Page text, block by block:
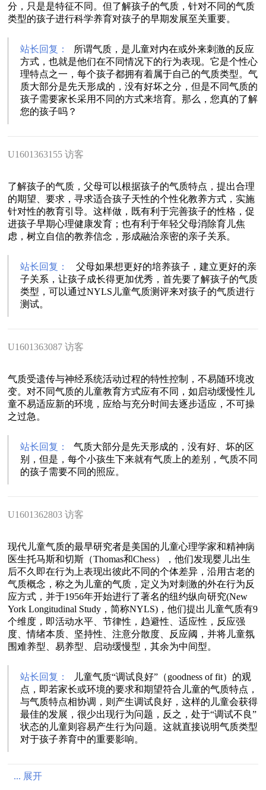
分，只是是特征不同。但了解孩子的气质，针对不同的气质
类型的孩子进行科学养育对孩子的早期发展至关重要。
站长回复：
所谓气质，是儿童对内在或外来刺激的反应
方式，也就是他们在不同情况下的行为表现。它是个性心
理特点之一，每个孩子都拥有着属于自己的气质类型。气
质大部分是先天形成的，没有好坏之分，但是不同气质的
孩子需要家长采用不同的方式来培育。那么，您真的了解
您的孩子吗？
U1601363155 访客
了解孩子的气质，父母可以根据孩子的气质特点，提出合理
的期望、要求，寻求适合孩子天性的个性化教养方式，实施
针对性的教育引导。这样做，既有利于完善孩子的性格，促
进孩子早期心理健康发育；也有利于年轻父母消除育儿焦
虑，树立自信的教养信念，形成融洽亲密的亲子关系。
站长回复：
父母如果想更好的培养孩子，建立更好的亲
子关系，让孩子成长得更加优秀，首先要了解孩子的气质
类型，可以通过NYLS儿童气质测评来对孩子的气质进行
测试。
U1601363087 访客
气质受遗传与神经系统活动过程的特性控制，不易随环境改
变。对不同气质的儿童教育方式应有不同，如启动缓慢性儿
童不易适应新的环境，应给与充分时间去逐步适应，不可操
之过急。
站长回复：
气质大部分是先天形成的，没有好、坏的区
别，但是，每个小孩生下来就有气质上的差别，气质不同
的孩子需要不同的照应。
U1601362803 访客
现代儿童气质的最早研究者是美国的儿童心理学家和精神病
医生托马斯和切斯（Thomas和Chess），他们发现婴儿出生
后不久即在行为上表现出彼此不同的个体差异，沿用古老的
气质概念，称之为儿童的气质，定义为对刺激的外在行为反
应方式，并于1956年开始进行了著名的纽约纵向研究(New
York Longitudinal Study，简称NYLS)，他们提出儿童气质有9
个维度，即活动水平、节律性，趋避性、适应性，反应强
度、情绪本质、坚持性、注意分散度、反应阈，并将儿童氛
围难养型、易养型、启动缓慢型，其余为中间型。
站长回复：
儿童气质“调试良好”（goodness of fit）的观
点，即若家长或环境的要求和期望符合儿童的气质特点，
与气质特点相协调，则产生调试良好，这样的儿童会获得
最佳的发展，很少出现行为问题，反之，处于“调试不良”
状态的儿童则容易产生行为问题。这就直接说明气质类型
对于孩子养育中的重要影响。
... 展开